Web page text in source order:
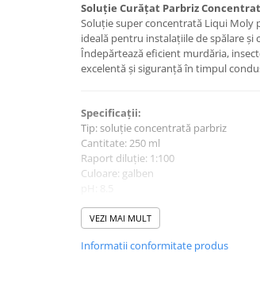
Chimice Auto
Etansanti Auto
Lubrifianti Multifunctionali
Solutii curatare componente
Spray frane/ambreiaj
Vaseline si Unsori Auto
Cosmetica Auto
Bureti,Lavete,Accesorii
Intretinere interior
Jante si Anvelope
Soluție Curățat Parbriz
Soluție super concentrată Liqui Moly
ideală pentru instalațiile de spălare și
Îndepărtează eficient murdăria,
excelentă și siguranță în timpul
Specificații:
Tip: soluție concentrată parbriz
Cantitate: 250 ml
Raport diluție: 1:100
Culoare: galben
Avantaje:
VEZI MAI MULT
Informatii conformitate produs